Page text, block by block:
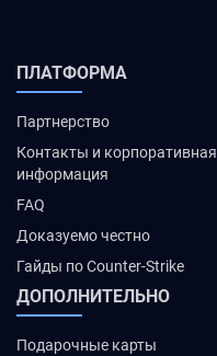
ПЛАТФОРМА
Партнерство
Контакты и корпоративная
информация
FAQ
Доказуемо честно
Гайды по Counter-Strike
ДОПОЛНИТЕЛЬНО
Подарочные карты